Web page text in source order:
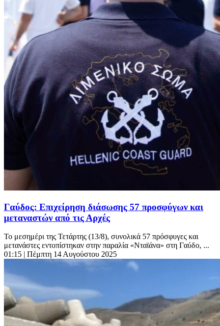
Γαύδος: Επιχείρηση διάσωσης 57 προσφύγων και
μεταναστών από τις Αρχές
To μεσημέρι της Τετάρτης (13/8), συνολικά 57 πρόσφυγες και
μετανάστες εντοπίστηκαν στην παραλία «Νταϊάνα» στη Γαύδο, ...
01:15 | Πέμπτη 14 Αυγούστου 2025